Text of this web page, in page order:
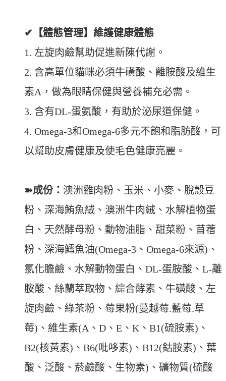
✔【體態管理】維護健康體態
1. 左旋肉鹼幫助促進新陳代謝。
2. 含高單位貓咪必須牛磺酸、離胺酸及維生
素A，做為眼睛保健與營養補充必需。
3. 含有DL-蛋氨酸，有助於泌尿道保健。
4. Omega-3和Omega-6多元不飽和脂肪酸，可
以幫助皮膚健康及使毛色健康亮麗。
➽成份： 澳洲雞肉粉、玉米、小麥、脫殼豆
粉、深海鮪魚絨、澳洲牛肉絨、水解植物蛋
白、天然酵母粉、動物油脂、甜菜粉、苜蓿
粉、深海鱈魚油(Omega-3、Omega-6來源)、
氯化膽鹼、水解動物蛋白、DL-蛋胺酸、L-離
胺酸、絲蘭萃取物、綜合酵素、牛磺酸、左
旋肉鹼、綠茶粉、莓果粉(蔓越莓.藍莓.草
莓)、維生素(A、D、E、K、B1(硫胺素)、
B2(核黃素)、B6(吡哆素)、B12(鈷胺素)、葉
酸、泛酸、菸鹼酸、生物素)、礦物質(硫酸